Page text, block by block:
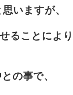
いますが、
ることにより
の事で、